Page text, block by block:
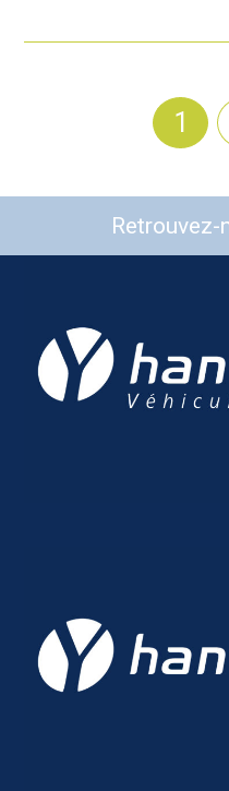
1
Retrouvez-